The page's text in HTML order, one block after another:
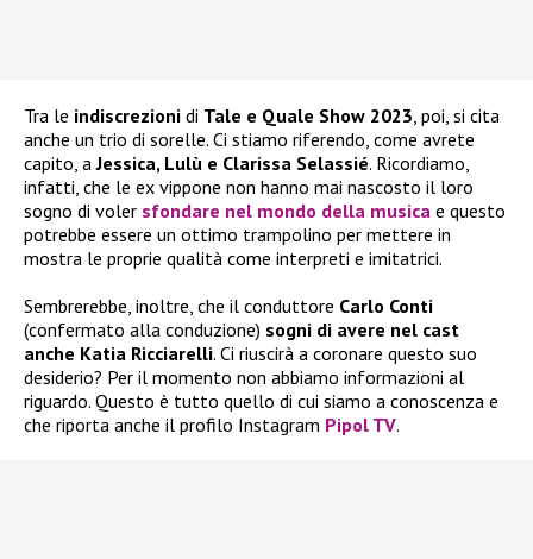
Tra le indiscrezioni di Tale e Quale Show 2023, poi, si cita
anche un trio di sorelle. Ci stiamo riferendo, come avrete
capito, aJessica, Lulù e Clarissa Selassié. Ricordiamo,
infatti, che le ex vippone non hanno mai nascosto il loro
sogno di voler sfondare nel mondo della musica e questo
potrebbe essere un ottimo trampolino per mettere in
mostra le proprie qualità come interpreti e imitatrici.
Sembrerebbe, inoltre, che il conduttore Carlo Conti
(confermato alla conduzione) sogni di avere nel cast
anche Katia Ricciarelli. Ci riuscirà a coronare questo suo
desiderio? Per il momento non abbiamo informazioni al
riguardo. Questo è tutto quello di cui siamo a conoscenza e
che riporta anche il profilo Instagram Pipol TV.